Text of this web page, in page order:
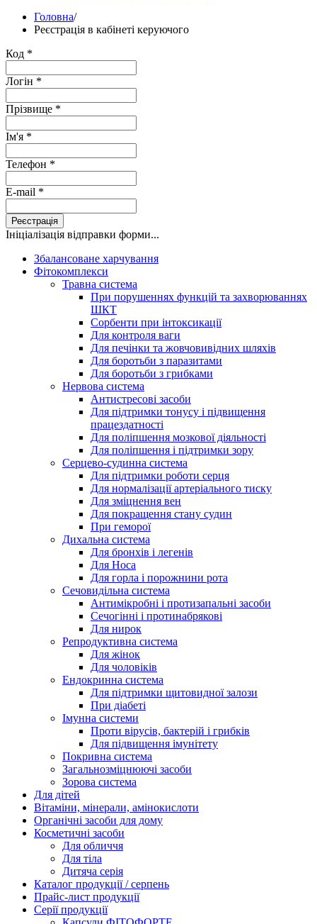
Головна/
Реєстрація в кабінеті керуючого
Код *
Логін *
Прізвище *
Ім'я *
Телефон *
E-mail *
Реєстрація
Ініціалізація відправки форми...
Збалансоване харчування
Фітокомплекси
Травна система
При порушеннях функцій та захворюваннях
ШКТ
Сорбенти при інтоксикації
Для контроля ваги
Для печінки та жовчовивідних шляхів
Для боротьби з паразитами
Для боротьби з грибками
Нервова система
Антистресові засоби
Для підтримки тонусу і підвищення
працездатності
Для поліпшення мозкової діяльності
Для поліпшення і підтримки зору
Серцево-судинна система
Для підтримки роботи серця
Для нормалізації артеріального тиску
Для зміцнення вен
Для покращення стану судин
При геморої
Дихальна система
Для бронхів і легенів
Для Носа
Для горла і порожнини рота
Сечовидільна система
Антимікробні і протизапальні засоби
Сечогінні і протинабрякові
Для нирок
Репродуктивна система
Для жінок
Для чоловіків
Ендокринна система
Для підтримки щитовидної залози
При діабеті
Імунна системи
Проти вірусів, бактерій і грибків
Для підвищення імунітету
Покривна система
Загальнозміцнюючі засоби
Зорова система
Для дітей
Вітаміни, мінерали, амінокислоти
Органічні засоби для дому
Косметичні засоби
Для обличчя
Для тіла
Дитяча серія
Каталог продукції / серпень
Прайс-лист продукції
Серії продукції